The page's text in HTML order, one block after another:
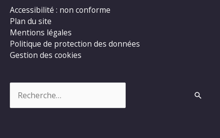
Accessibilité : non conforme
Plan du site
Mentions légales
Politique de protection des données
Gestion des cookies